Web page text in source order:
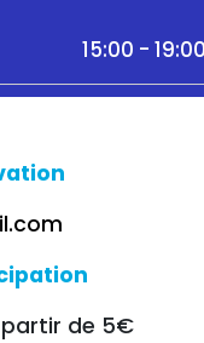
15:00 -
de 5€